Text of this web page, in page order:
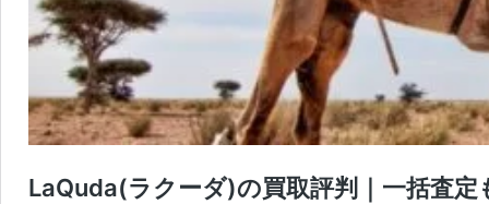
LaQuda(ラクーダ)の買取評判｜一括査定